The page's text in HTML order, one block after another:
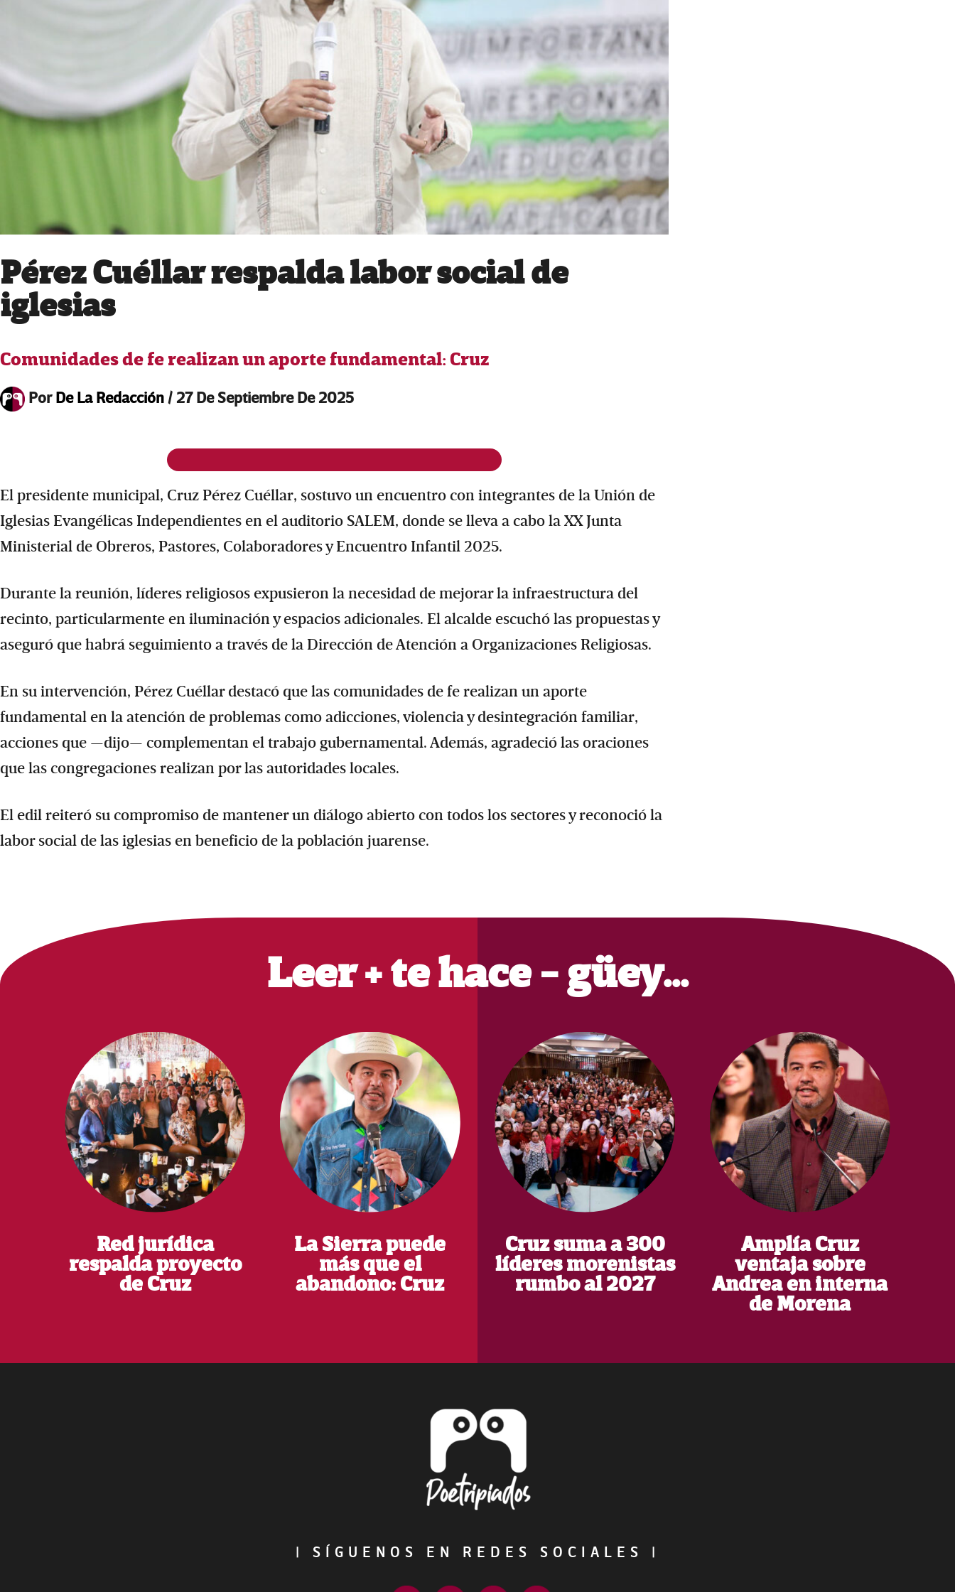
Pérez Cuéllar respalda labor social de
iglesias
Comunidades de fe realizan un aporte fundamental: Cruz
PorDe La Redacción/ 27 De Septiembre De 2025
El presidente municipal, Cruz Pérez Cuéllar, sostuvo un encuentro con integrantes de la Unión de
Iglesias Evangélicas Independientes en el auditorio SALEM, donde se lleva a cabo la XX Junta
Ministerial de Obreros, Pastores, Colaboradores y Encuentro Infantil 2025.
Durante la reunión, líderes religiosos expusieron la necesidad de mejorar la infraestructura del
recinto, particularmente en iluminación y espacios adicionales. El alcalde escuchó las propuestas y
aseguró que habrá seguimiento a través de la Dirección de Atención a Organizaciones Religiosas.
En su intervención, Pérez Cuéllar destacó que las comunidades de fe realizan un aporte
fundamental en la atención de problemas como adicciones, violencia y desintegración familiar,
acciones que —dijo— complementan el trabajo gubernamental. Además, agradeció las oraciones
que las congregaciones realizan por las autoridades locales.
El edil reiteró su compromiso de mantener un diálogo abierto con todos los sectores y reconoció la
labor social de las iglesias en beneficio de la población juarense.
Leer + te hace - güey…
Red jurídica
respalda proyecto
de Cruz
La Sierra puede
más que el
abandono: Cruz
Cruz suma a 300
líderes morenistas
rumbo al 2027
Amplía Cruz
ventaja sobre
Andrea en interna
de Morena
| SÍGUENOS EN REDES SOCIALES |